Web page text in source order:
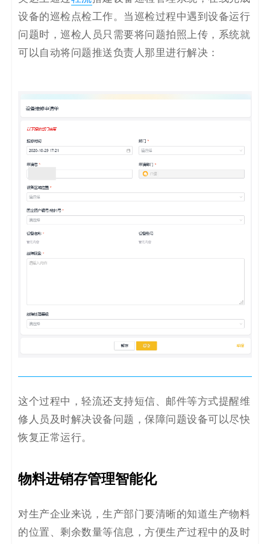
设备的巡检点检工作。当巡检过程中遇到设备运行
问题时，巡检人员只需要将问题拍照上传，系统就
可以自动将问题推送负责人那里进行解决：
这个过程中，轻流还支持短信、邮件等方式提醒维
修人员及时解决设备问题，保障问题设备可以尽快
恢复正常运行。
物料进销存管理智能化
对生产企业来说，生产部门要清晰的知道生产物料
的位置、剩余数量等信息，方便生产过程中的及时